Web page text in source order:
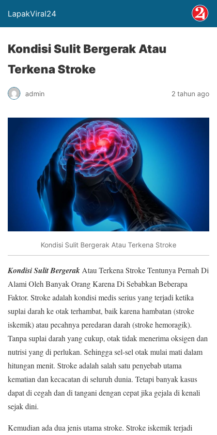
LapakViral24
Kondisi Sulit Bergerak Atau
Terkena Stroke
admin 2 tahun ago
Kondisi Sulit Bergerak Atau Terkena Stroke
Kondisi Sulit Bergerak Atau Terkena Stroke Tentunya Pernah Di
Alami Oleh Banyak Orang Karena Di Sebabkan Beberapa
Faktor. Stroke adalah kondisi medis serius yang terjadi ketika
suplai darah ke otak terhambat, baik karena hambatan (stroke
iskemik) atau pecahnya peredaran darah (stroke hemoragik).
Tanpa suplai darah yang cukup, otak tidak menerima oksigen dan
nutrisi yang di perlukan. Sehingga sel-sel otak mulai mati dalam
hitungan menit. Stroke adalah salah satu penyebab utama
kematian dan kecacatan di seluruh dunia. Tetapi banyak kasus
dapat di cegah dan di tangani dengan cepat jika gejala di kenali
sejak dini.
Kemudian ada dua jenis utama stroke. Stroke iskemik terjadi